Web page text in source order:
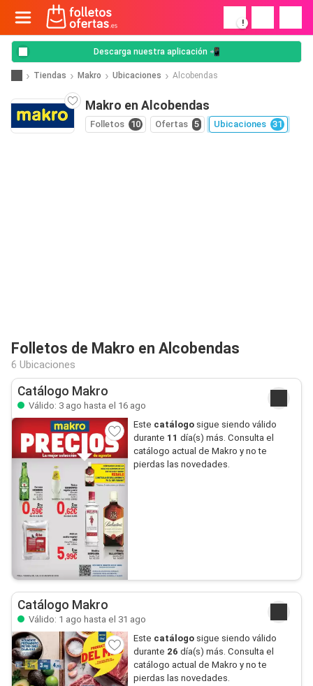
!
Descarga nuestra aplicación 📲
Tiendas Makro Ubicaciones Alcobendas
Makro en Alcobendas
Folletos 10 Ofertas 5 Ubicaciones 31
Folletos de Makro en Alcobendas
6 Ubicaciones
Catálogo Makro
Válido: 3 ago hasta el 16 ago
Este catálogosigue siendo válido
durante 11 día(s) más. Consulta el
catálogo actual de Makro y no te
pierdas las novedades.
Catálogo Makro
Válido: 1 ago hasta el 31 ago
Este catálogosigue siendo válido
durante 26 día(s) más. Consulta el
catálogo actual de Makro y no te
pierdas las novedades.